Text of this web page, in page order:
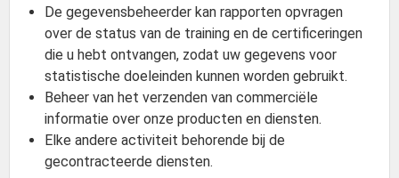
De gegevensbeheerder kan rapporten opvragen
over de status van de training en de certificeringen
die u hebt ontvangen, zodat uw gegevens voor
statistische doeleinden kunnen worden gebruikt.
Beheer van het verzenden van commerciële
informatie over onze producten en diensten.
Elke andere activiteit behorende bij de
gecontracteerde diensten.